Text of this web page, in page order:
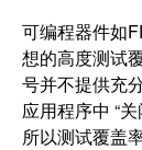
可编程器件如
想的高度测试
号并不提供充
应用程序中 “
所以测试覆盖